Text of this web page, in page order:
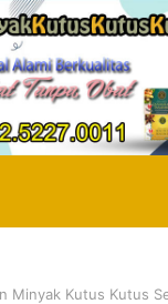
Minyak Kutus Kutus